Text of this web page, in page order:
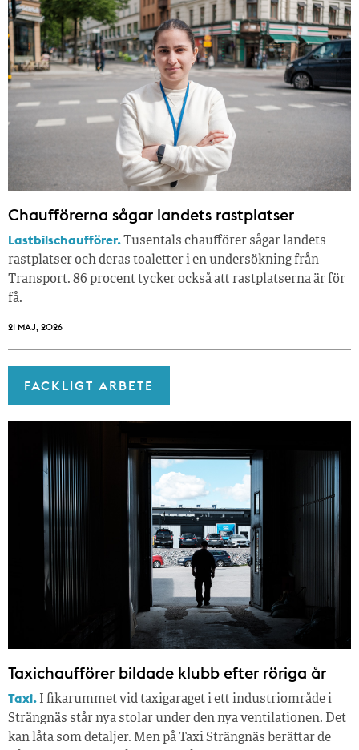
Chaufförerna sågar landets rastplatser
Lastbilschaufförer.Tusentals chaufförer sågar landets
rastplatser och deras toaletter i en undersökning från
Transport. 86 procent tycker också att rastplatserna är för
få.
21 MAJ, 2026
FACKLIGT ARBETE
Taxichaufförer bildade klubb efter röriga år
Taxi. I fikarummet vid taxigaraget i ett industriområde i
Strängnäs står nya stolar under den nya ventilationen. Det
kan låta som detaljer. Men på Taxi Strängnäs berättar de